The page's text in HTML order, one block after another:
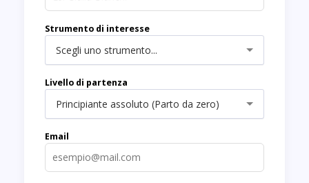
Strumento di interesse
Scegli uno strumento...
Livello di partenza
Principiante assoluto (Parto da zero)
Email